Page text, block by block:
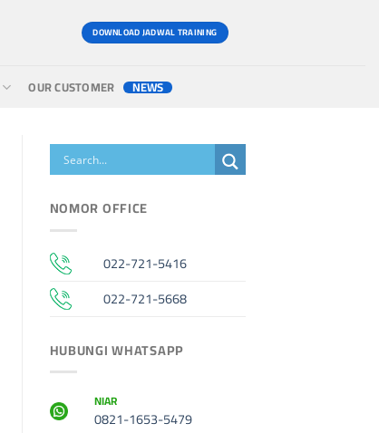
DOWNLOAD JADWAL TRAINING
OUR CUSTOMER NEWS
NOMOR OFFICE
022-721-5416
022-721-5668
HUBUNGI WHATSAPP
NIAR
0821-1653-5479